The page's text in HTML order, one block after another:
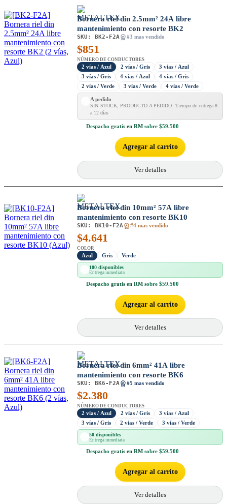
Bornera riel din 2.5mm² 24A libre
mantenimiento con resorte BK2
SKU: BK2-F2A #3 mas vendido
$851
NÚMERO DE CONDUCTORES
2 vías / Azul 2 vías / Gris
3 vías / Azul
3 vías / Gris
4 vías / Azul
4 vías / Gris
2 vías / Verde
3 vías / Verde 4 vías / Verde
A pedido
SIN STOCK, PRODUCTO A PEDIDO. Tiempo de entrega 8
a 12 días
Despacho gratis en RM sobre $59.500
Agregar al carrito
Ver detalles
Bornera riel din 10mm² 57A libre
mantenimiento con resorte BK10
SKU: BK10-F2A #4 mas vendido
$4.641
COLOR
Azul Gris Verde
100 disponibles
Entrega inmediata
Despacho gratis en RM sobre $59.500
Agregar al carrito
Ver detalles
Bornera riel din 6mm² 41A libre
mantenimiento con resorte BK6
SKU: BK6-F2A #5 mas vendido
$2.380
NÚMERO DE CONDUCTORES
2 vías / Azul 2 vías / Gris
3 vías / Azul
3 vías / Gris
2 vías / Verde 3 vías / Verde
50 disponibles
Entrega inmediata
Despacho gratis en RM sobre $59.500
Agregar al carrito
Ver detalles